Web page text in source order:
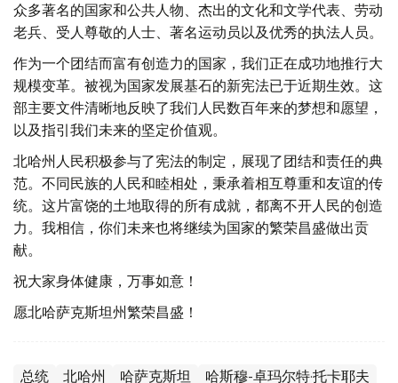
众多著名的国家和公共人物、杰出的文化和文学代表、劳动
老兵、受人尊敬的人士、著名运动员以及优秀的执法人员。
作为一个团结而富有创造力的国家，我们正在成功地推行大
规模变革。被视为国家发展基石的新宪法已于近期生效。这
部主要文件清晰地反映了我们人民数百年来的梦想和愿望，
以及指引我们未来的坚定价值观。
北哈州人民积极参与了宪法的制定，展现了团结和责任的典
范。不同民族的人民和睦相处，秉承着相互尊重和友谊的传
统。这片富饶的土地取得的所有成就，都离不开人民的创造
力。我相信，你们未来也将继续为国家的繁荣昌盛做出贡
献。
祝大家身体健康，万事如意！
愿北哈萨克斯坦州繁荣昌盛！
总统 北哈州 哈萨克斯坦 哈斯穆-卓玛尔特·托卡耶夫